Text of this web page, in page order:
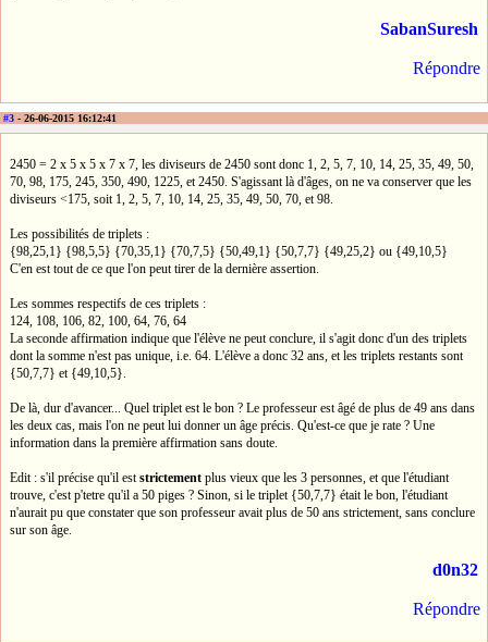
SabanSuresh
Répondre
#3 - 26-06-2015 16:12:41
2450 = 2 x 5 x 5 x 7 x 7, les diviseurs de 2450 sont donc 1, 2, 5, 7, 10, 14, 25, 35, 49, 50,
70, 98, 175, 245, 350, 490, 1225, et 2450. S'agissant là d'âges, on ne va conserver que les
diviseurs <175, soit 1, 2, 5, 7, 10, 14, 25, 35, 49, 50, 70, et 98.
Les possibilités de triplets :
{98,25,1} {98,5,5} {70,35,1} {70,7,5} {50,49,1} {50,7,7} {49,25,2} ou {49,10,5}
C'en est tout de ce que l'on peut tirer de la dernière assertion.
Les sommes respectifs de ces triplets :
124, 108, 106, 82, 100, 64, 76, 64
La seconde affirmation indique que l'élève ne peut conclure, il s'agit donc d'un des triplets
dont la somme n'est pas unique, i.e. 64. L'élève a donc 32 ans, et les triplets restants sont
{50,7,7} et {49,10,5}.
De là, dur d'avancer... Quel triplet est le bon ? Le professeur est âgé de plus de 49 ans dans
les deux cas, mais l'on ne peut lui donner un âge précis. Qu'est-ce que je rate ? Une
information dans la première affirmation sans doute.
Edit : s'il précise qu'il eststrictement plus vieux que les 3 personnes, et que l'étudiant
trouve, c'est p'tetre qu'il a 50 piges ? Sinon, si le triplet {50,7,7} était le bon, l'étudiant
n'aurait pu que constater que son professeur avait plus de 50 ans strictement, sans conclure
sur son âge.
d0n32
Répondre